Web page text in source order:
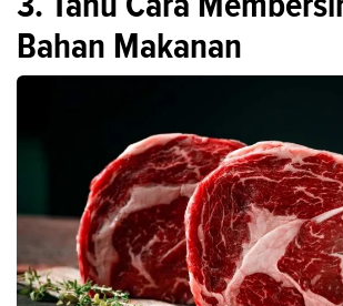
Bahan Makanan